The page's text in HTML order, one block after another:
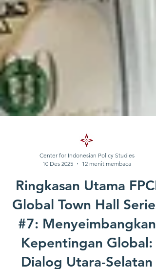
10 Des 2025
12 menit membaca
Ringkasan Utama FPCI
Global Town Hall Series
#7: Menyeimbangkan
Kepentingan Global: